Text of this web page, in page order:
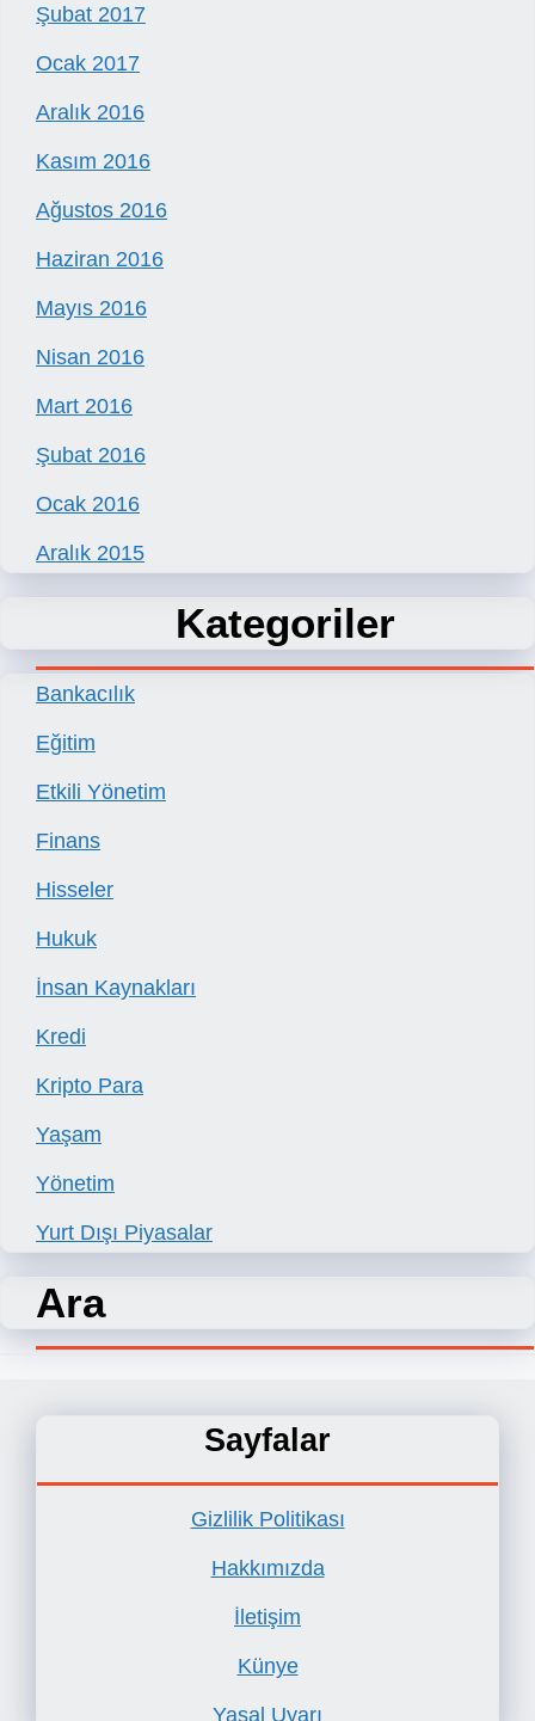
Şubat 2017
Ocak 2017
Aralık 2016
Kasım 2016
Ağustos 2016
Haziran 2016
Mayıs 2016
Nisan 2016
Mart 2016
Şubat 2016
Ocak 2016
Aralık 2015
Kategoriler
Bankacılık
Eğitim
Etkili Yönetim
Finans
Hisseler
Hukuk
İnsan Kaynakları
Kredi
Kripto Para
Yaşam
Yönetim
Yurt Dışı Piyasalar
Ara
Sayfalar
Gizlilik Politikası
Hakkımızda
İletişim
Künye
Yasal Uyarı